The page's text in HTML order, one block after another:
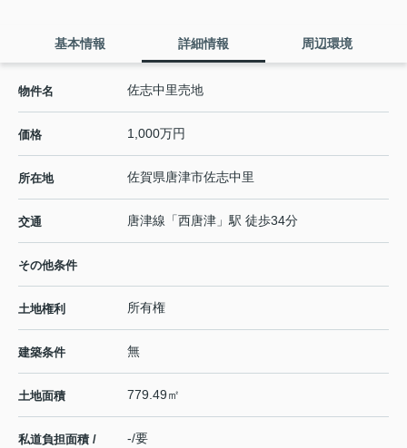
基本情報 詳細情報 周辺環境
物件名 佐志中里売地
価格 1,000万円
所在地 佐賀県唐津市佐志中里
交通 唐津線 「西唐津 」駅 徒歩34分
その他条件
土地権利 所有権
建築条件 無
土地面積 779.49㎡
私道負担面積 /
-/要